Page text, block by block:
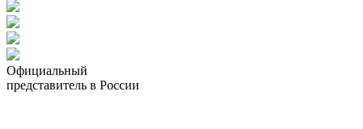
Официальный
представитель в России